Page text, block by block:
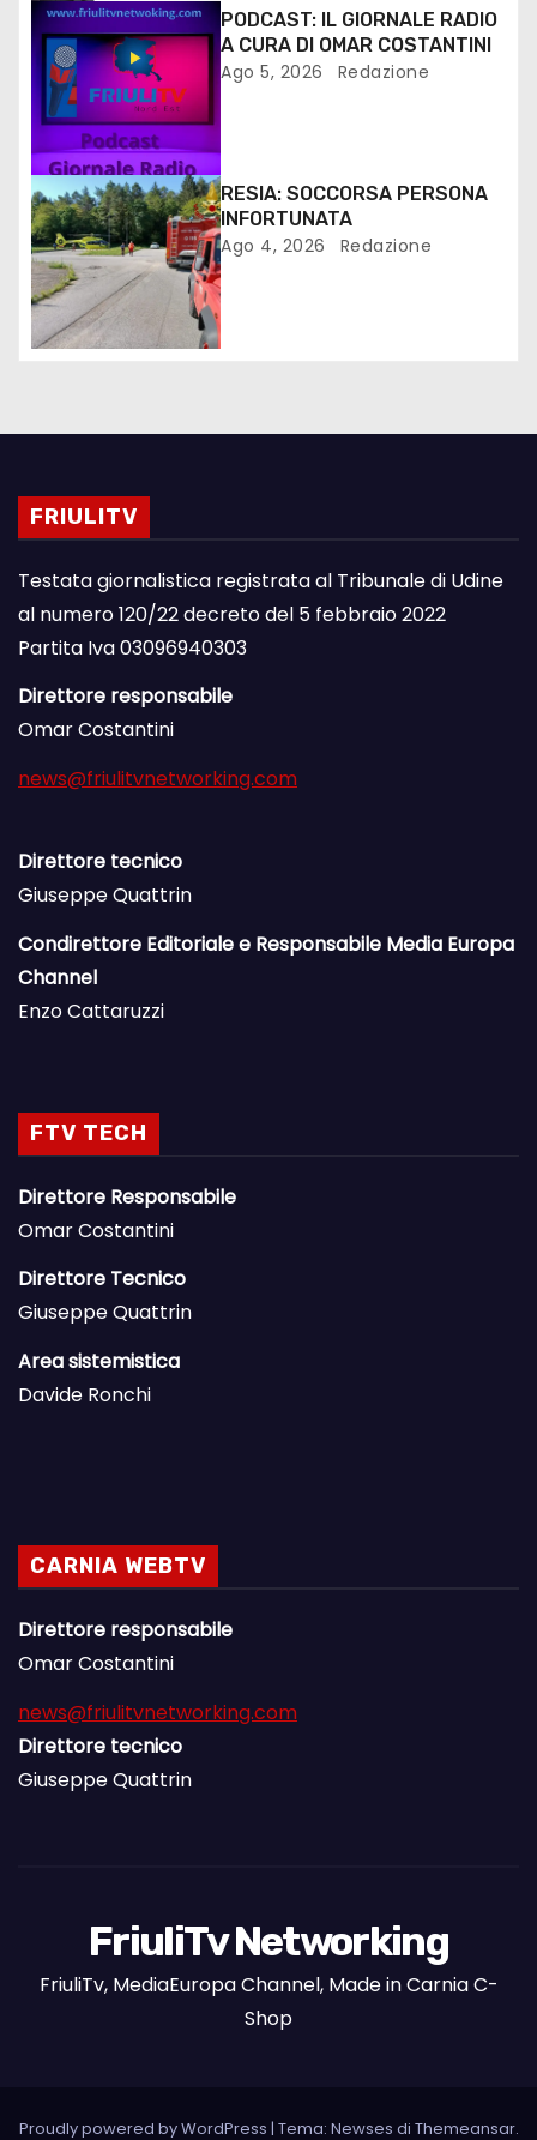
PODCAST: IL GIORNALE RADIO
A CURA DI OMAR COSTANTINI
Ago 5, 2026 Redazione
RESIA: SOCCORSA PERSONA
INFORTUNATA
Ago 4, 2026 Redazione
FRIULITV
Testata giornalistica registrata al Tribunale di Udine
al numero 120/22 decreto del 5 febbraio 2022
Partita Iva 03096940303
Direttore responsabile
Omar Costantini
news@friulitvnetworking.com
Direttore tecnico
Giuseppe Quattrin
Condirettore Editoriale e Responsabile Media Europa
Channel
Enzo Cattaruzzi
FTV TECH
Direttore Responsabile
Omar Costantini
Direttore Tecnico
Giuseppe Quattrin
Area sistemistica
Davide Ronchi
CARNIA WEBTV
Direttore responsabile
Omar Costantini
news@friulitvnetworking.com
Direttore tecnico
Giuseppe Quattrin
FriuliTv Networking
FriuliTv, MediaEuropa Channel, Made in Carnia C-
Shop
Proudly powered by WordPress | Tema: Newses di Themeansar.